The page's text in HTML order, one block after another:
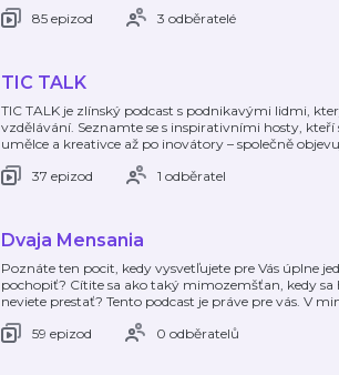
85 epizod
3 odběratelé
TIC TALK
TIC TALK je zlínský podcast s podnikavými lidmi,
vzdělávání. Seznamte se s inspirativními hosty,
umělce a kreativce až po inovátory – společně
37 epizod
1 odběratel
Dvaja Mensania
Poznáte ten pocit, kedy vysvetľujete pre Vás úplne
pochopiť? Cítite sa ako taký mimozemšťan, kedy
neviete prestať? Tento podcast je práve pre vás. V
59 epizod
0 odběratelů